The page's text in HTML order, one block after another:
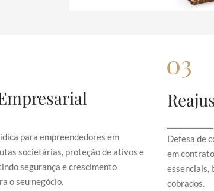
para empreendedores em
societárias, proteção de ativos e
segurança e crescimento
o seu negócio.
Empresarial
disputas societárias, proteção de
direitos, garantindo segurança e
sustentável para o seu negócio.
Defesa de
em
essenciais,
cobrados.